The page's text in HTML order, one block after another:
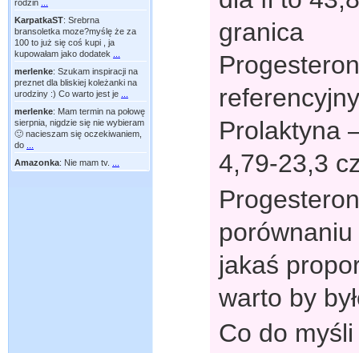
rodzin
KarpatkaST: Srebrna
bransoletka moze?myślę że za
100 to już się coś kupi , ja
kupowałam jako dodatek
merlenke: Szukam inspiracji na
preznet dla bliskiej koleżanki na
urodziny :) Co warto jest je
merlenke: Mam termin na połowę
sierpnia, nigdzie się nie wybieram
🙂 nacieszam się oczekiwaniem,
do
Amazonka: Nie mam tv.
granica
Prolaktyna
4,79-23,3
jakaś
warto by
Co do